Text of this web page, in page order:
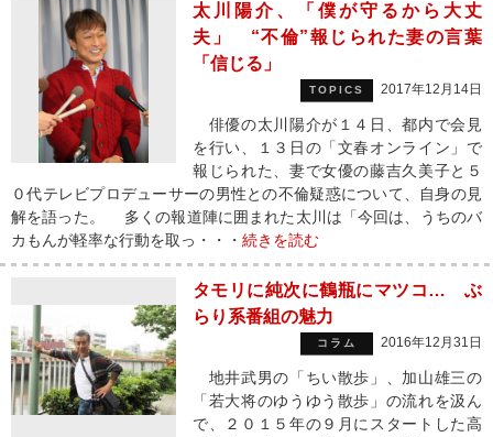
太川陽介、「僕が守るから大丈
夫」 “不倫”報じられた妻の言葉
「信じる」
TOPICS 2017年12月14日
俳優の太川陽介が１４日、都内で会見
を行い、１３日の「文春オンライン」で
報じられた、妻で女優の藤吉久美子と５
０代テレビプロデューサーの男性との不倫疑惑について、自身の見
解を語った。 多くの報道陣に囲まれた太川は「今回は、うちのバ
カもんが軽率な行動を取っ・・・ 続きを読む
タモリに純次に鶴瓶にマツコ… ぶ
らり系番組の魅力
コラム 2016年12月31日
地井武男の「ちい散歩」、加山雄三の
「若大将のゆうゆう散歩」の流れを汲ん
で、２０１５年の９月にスタートした高